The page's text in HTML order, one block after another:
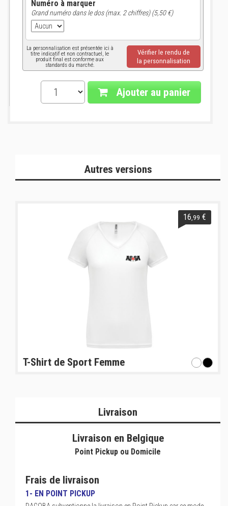
Numéro à marquer
Grand numéro dans le dos (max. 2 chiffres) (5,50 €)
La personnalisation est présentée ici à
titre indicatif et non contractuel, le
produit final est conforme aux
standards du marché.
Vérifier le rendu de
la personnalisation
Ajouter au panier
Autres versions
16 ,99 €
T-Shirt de Sport Femme
Livraison
Livraison en Belgique
Point Pickup ou Domicile
Frais de livraison
1- EN POINT PICKUP